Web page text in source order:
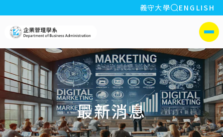
:::
義守大學 全站搜索
ENGLISH
側選單
最新消息